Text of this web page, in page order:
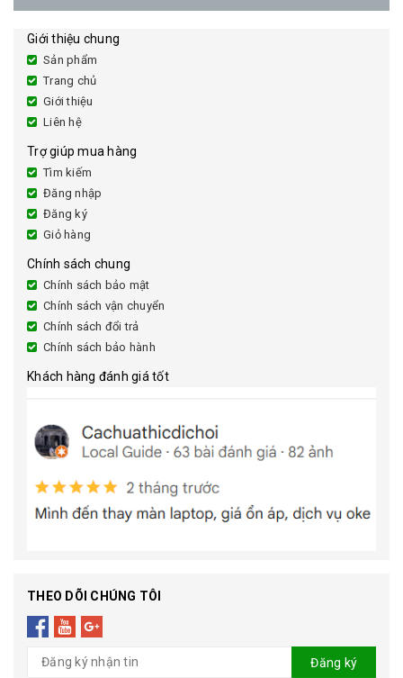
Giới thiệu chung
Sản phẩm
Trang chủ
Giới thiệu
Liên hệ
Trợ giúp mua hàng
Tìm kiếm
Đăng nhập
Đăng ký
Giỏ hàng
Chính sách chung
Chính sách bảo mật
Chính sách vận chuyển
Chính sách đổi trả
Chính sách bảo hành
Khách hàng đánh giá tốt
THEO DÕI CHÚNG TÔI
Đăng ký